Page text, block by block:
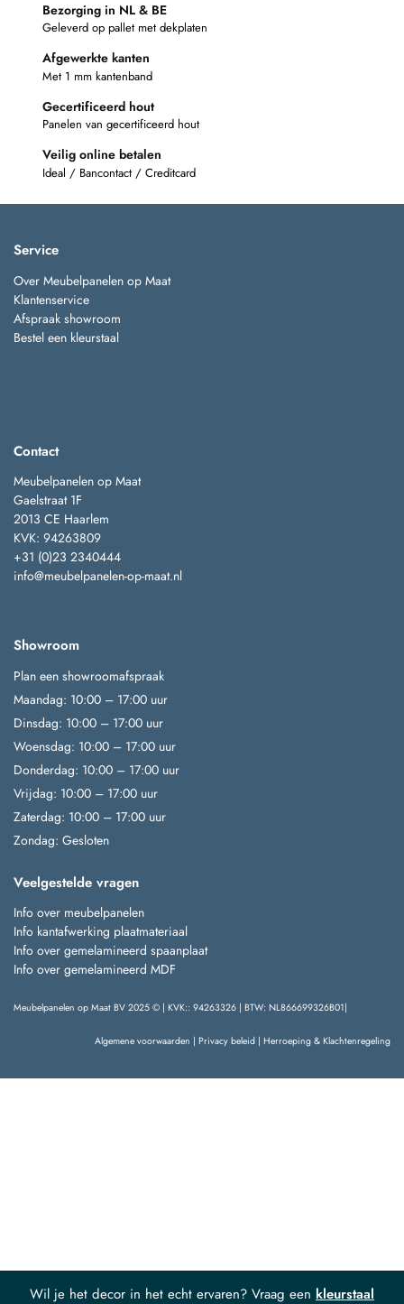
Wil je het decor in het echt ervaren? Vraag een kleurstaal
Bezorging in NL & BE
Geleverd op pallet met dekplaten
Afgewerkte kanten
Met 1 mm kantenband
Gecertificeerd hout
Panelen van gecertificeerd hout
Veilig online betalen
Ideal / Bancontact / Creditcard
Service
Over Meubelpanelen op Maat
Klantenservice
Afspraak showroom
Bestel een kleurstaal
Contact
Meubelpanelen op Maat
Gaelstraat 1F
2013 CE Haarlem
KVK: 94263809
+31 (0)23 2340444
info@meubelpanelen-op-maat.nl
Showroom
Plan een showroomafspraak
Maandag: 10:00 – 17:00 uur
Dinsdag: 10:00 – 17:00 uur
Woensdag: 10:00 – 17:00 uur
Donderdag: 10:00 – 17:00 uur
Vrijdag: 10:00 – 17:00 uur
Zaterdag: 10:00 – 17:00 uur
Zondag: Gesloten
Veelgestelde vragen
Info over meubelpanelen
Info kantafwerking plaatmateriaal
Info over gemelamineerd spaanplaat
Info over gemelamineerd MDF
Meubelpanelen op Maat BV 2025 © | KVK:: 94263326 | BTW: NL866699326B01|
Algemene voorwaarden | Privacy beleid | Herroeping & Klachtenregeling